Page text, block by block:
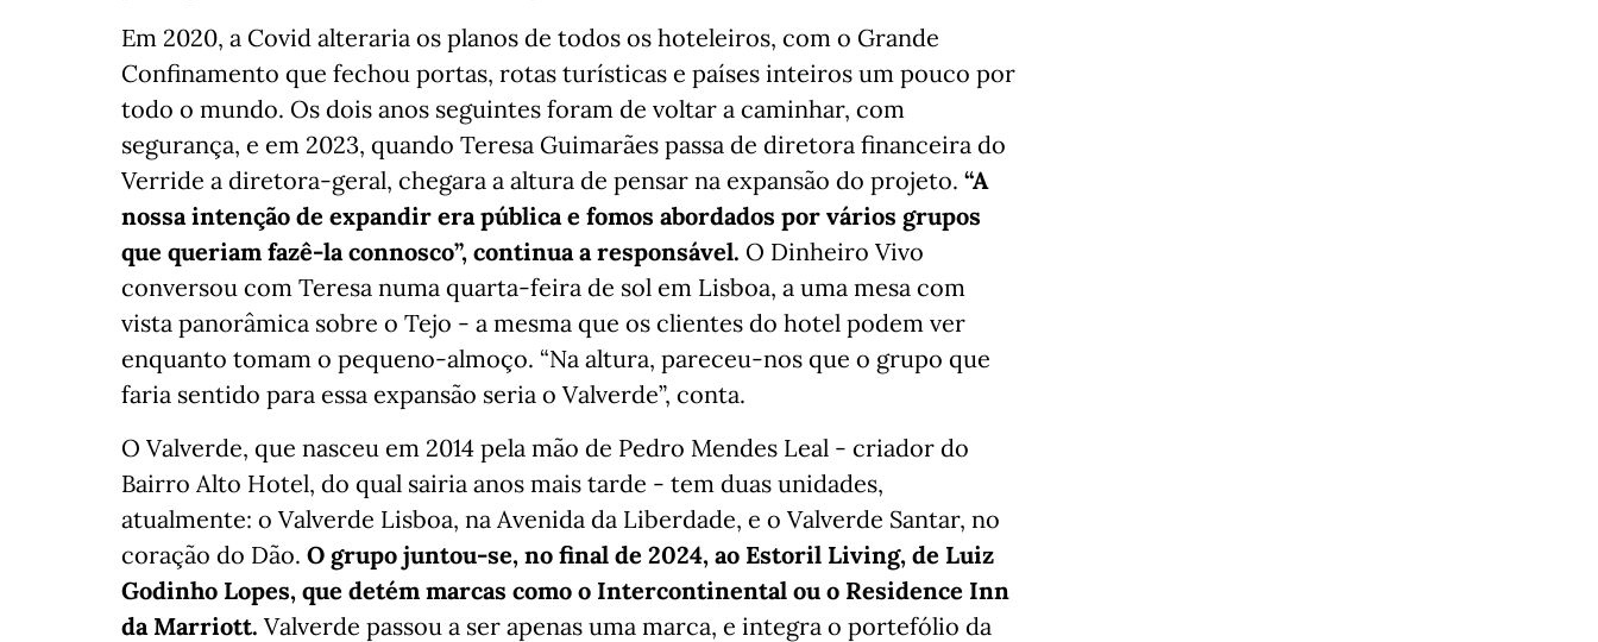
Em 2020, a Covid alteraria os planos de todos os hoteleiros, com o Grande
Confinamento que fechou portas, rotas turísticas e países inteiros um pouco por
todo o mundo. Os dois anos seguintes foram de voltar a caminhar, com
segurança, e em 2023, quando Teresa Guimarães passa de diretora financeira do
Verride a diretora-geral, chegara a altura de pensar na expansão do projeto. “A
nossa intenção de expandir era pública e fomos abordados por vários grupos
que queriam fazê-la connosco”, continua a responsável. O Dinheiro Vivo
conversou com Teresa numa quarta-feira de sol em Lisboa, a uma mesa com
vista panorâmica sobre o Tejo - a mesma que os clientes do hotel podem ver
enquanto tomam o pequeno-almoço. “Na altura, pareceu-nos que o grupo que
faria sentido para essa expansão seria o Valverde”, conta.
O Valverde, que nasceu em 2014 pela mão de Pedro Mendes Leal - criador do
Bairro Alto Hotel, do qual sairia anos mais tarde - tem duas unidades,
atualmente: o Valverde Lisboa, na Avenida da Liberdade, e o Valverde Santar, no
coração do Dão. O grupo juntou-se, no final de 2024, ao Estoril Living, de Luiz
Godinho Lopes, que detém marcas como o Intercontinental ou o Residence Inn
da Marriott. Valverde passou a ser apenas uma marca, e integra o portefólio da